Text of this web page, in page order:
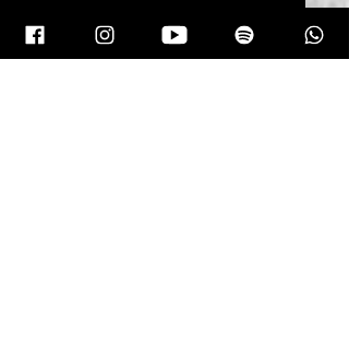
גרפיטי, ביטבוקס, תנועת תרבות,
פסטיבל אומנויות